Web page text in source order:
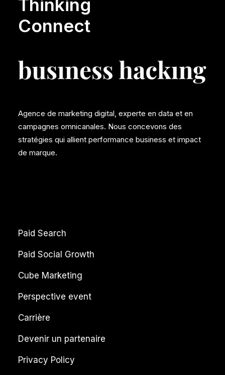
Thinking
Connect
Agence de marketing digital, experte en data et en
campagnes omnicanales. Nous concevons des
stratégies qui allient performance business et impact
de marque.
Paid Search
Paid Social Growth
Cube Marketing
Perspective event
Carrière
Devenir un partenaire
Privacy Policy